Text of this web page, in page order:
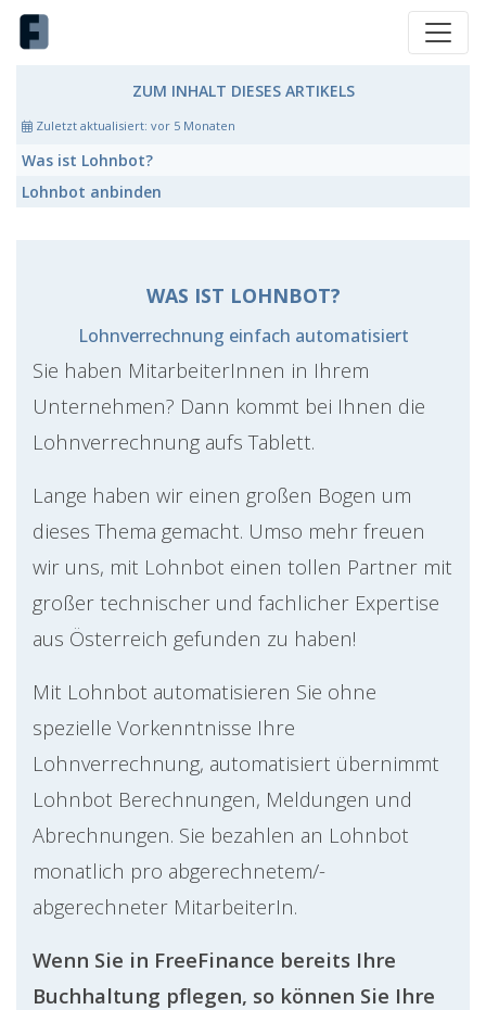
ZUM INHALT DIESES ARTIKELS
Zuletzt aktualisiert: vor 5 Monaten
Was ist Lohnbot?
Lohnbot anbinden
WAS IST LOHNBOT?
Lohnverrechnung einfach automatisiert
Sie haben MitarbeiterInnen in Ihrem
Unternehmen? Dann kommt bei Ihnen die
Lohnverrechnung aufs Tablett.
Lange haben wir einen großen Bogen um
dieses Thema gemacht. Umso mehr freuen
wir uns, mit Lohnbot einen tollen Partner mit
großer technischer und fachlicher Expertise
aus Österreich gefunden zu haben!
Mit Lohnbot automatisieren Sie ohne
spezielle Vorkenntnisse Ihre
Lohnverrechnung, automatisiert übernimmt
Lohnbot Berechnungen, Meldungen und
Abrechnungen. Sie bezahlen an Lohnbot
monatlich pro abgerechnetem/­
abgerechneter MitarbeiterIn.
Wenn Sie in FreeFinance bereits Ihre
Buchhaltung pflegen, so können Sie Ihre